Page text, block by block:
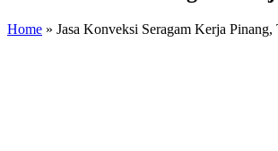
Home » Jasa Konveksi Seragam Kerja